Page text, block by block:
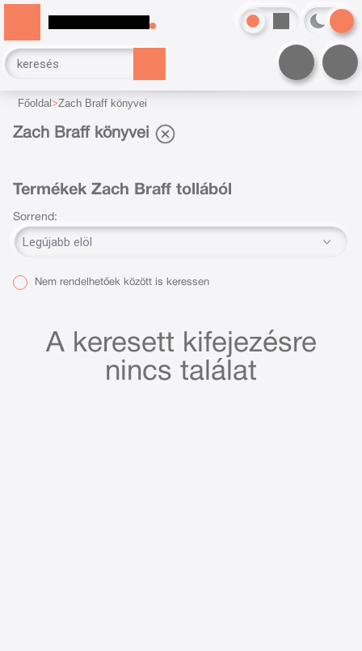
Főoldal Zach Braff könyvei
Zach Braff könyvei
Termékek Zach Braff tollából
Sorrend:
Nem rendelhetőek között is keressen
A keresett kifejezésre
nincs találat